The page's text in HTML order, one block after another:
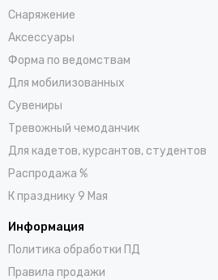
Снаряжение
Аксессуары
Форма по ведомствам
Для мобилизованных
Сувениры
Тревожный чемоданчик
Для кадетов, курсантов, студентов
Распродажа %
К празднику 9 Мая
Информация
Политика обработки ПД
Правила продажи